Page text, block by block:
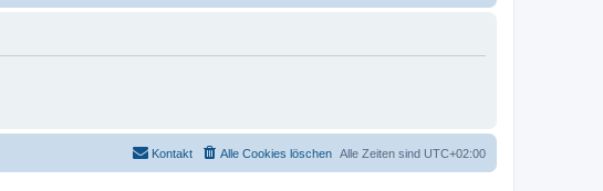
Alle Zeiten sind UTC+02:00
Alle Cookies löschen
Kontakt